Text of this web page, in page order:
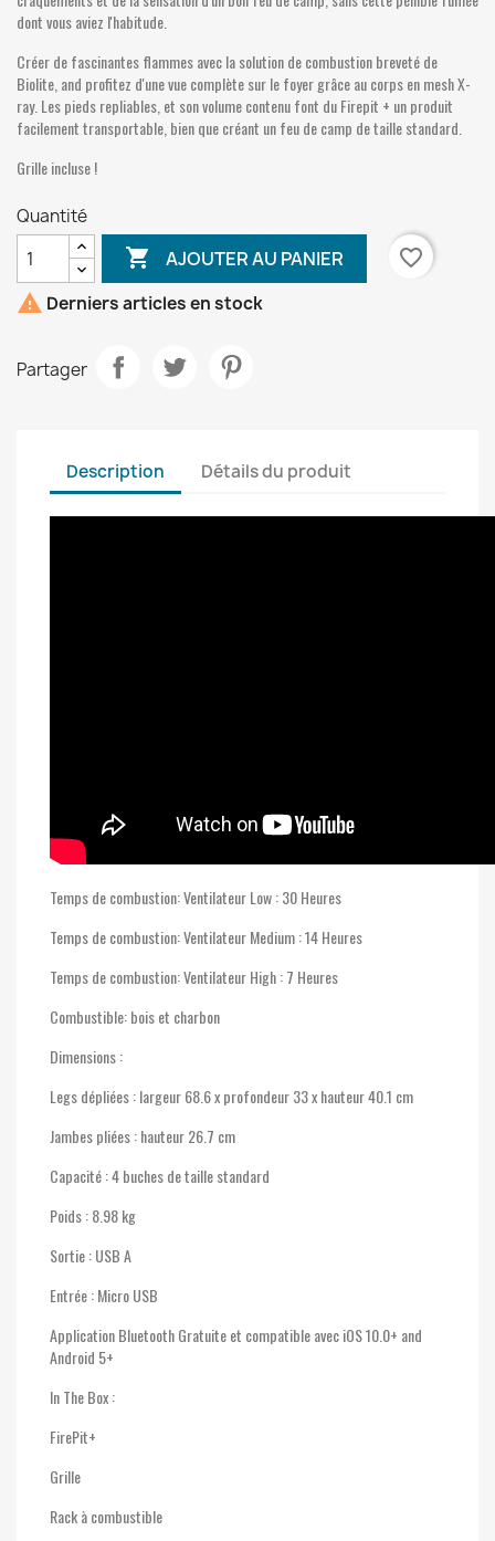
dont vous aviez l'habitude.
Créer de fascinantes flammes avec la solution de combustion breveté de
Biolite, and profitez d'une vue complète sur le foyer grâce au corps en mesh X-
ray. Les pieds repliables, et son volume contenu font du Firepit + un produit
facilement transportable, bien que créant un feu de camp de taille standard.
Grille incluse !
Quantité
 AJOUTER AU PANIER
favorite_border
 Derniers articles en stock
Partager
Description Détails du produit
Temps de combustion: Ventilateur Low : 30 Heures
Temps de combustion: Ventilateur Medium : 14 Heures
Temps de combustion: Ventilateur High : 7 Heures
Combustible: bois et charbon
Dimensions :
Legs dépliées : largeur 68.6 x profondeur 33 x hauteur 40.1 cm
Jambes pliées : hauteur 26.7 cm
Capacité : 4 buches de taille standard
Poids : 8.98 kg
Sortie : USB A
Entrée : Micro USB
Application Bluetooth Gratuite et compatible avec iOS 10.0+ and
Android 5+
In The Box :
FirePit+
Grille
Rack à combustible